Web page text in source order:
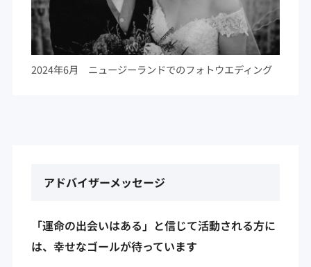
2024年6月 ニュージーランドでのフォトウエディング
アドバイザーメッセージ
「運命の出会いはある」と信じて活動される方に
は、幸せなゴールが待っています